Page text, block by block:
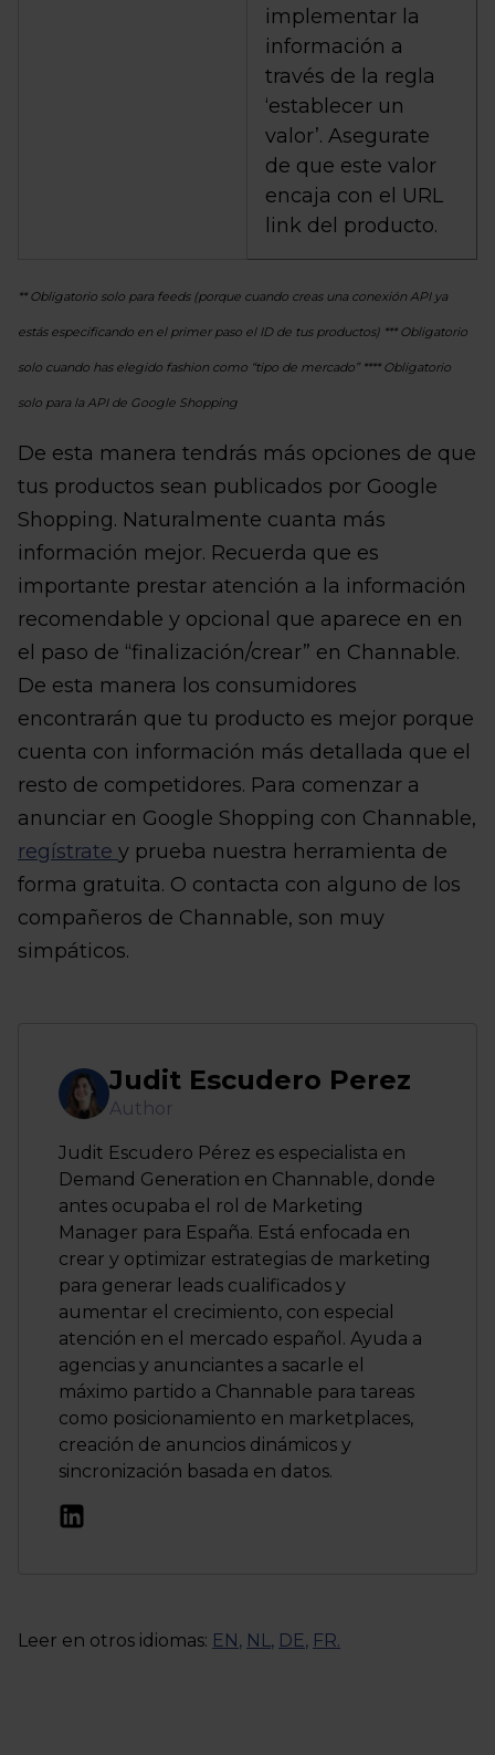
implementar la
información a
través de la regla
‘establecer un
valor’. Asegurate
de que este valor
encaja con el URL
link del producto.
** Obligatorio solo para feeds (porque cuando creas una conexión API ya
estás especificando en el primer paso el ID de tus productos) *** Obligatorio
solo cuando has elegido fashion como “tipo de mercado”**** Obligatorio
solo para la API de Google Shopping
De esta manera tendrás más opciones de que
tus productos sean publicados por Google
Shopping. Naturalmente cuanta más
información mejor. Recuerda que es
importante prestar atención a la información
recomendable y opcional que aparece en en
el paso de “finalización/crear” en Channable.
De esta manera los consumidores
encontrarán que tu producto es mejor porque
cuenta con información más detallada que el
resto de competidores. Para comenzar a
anunciar en Google Shopping con Channable,
regístrate y prueba nuestra herramienta de
forma gratuita. O contacta con alguno de los
compañeros de Channable, son muy
simpáticos.
Judit Escudero Perez
Author
Judit Escudero Pérez es especialista en
Demand Generation en Channable, donde
antes ocupaba el rol de Marketing
Manager para España. Está enfocada en
crear y optimizar estrategias de marketing
para generar leads cualificados y
aumentar el crecimiento, con especial
atención en el mercado español. Ayuda a
agencias y anunciantes a sacarle el
máximo partido a Channable para tareas
como posicionamiento en marketplaces,
creación de anuncios dinámicos y
sincronización basada en datos.
Leer en otros idiomas: EN, NL, DE, FR.